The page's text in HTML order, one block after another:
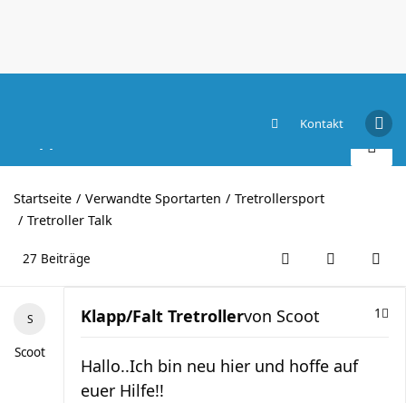
Kontakt
Startseite Verwandte Sportarten
Tretrollersport
Tretroller Talk
27 Beiträge
Scoot
Klapp/Falt Tretroller 1
von Scoot
Hallo..Ich bin neu hier und hoffe auf
euer Hilfe!!